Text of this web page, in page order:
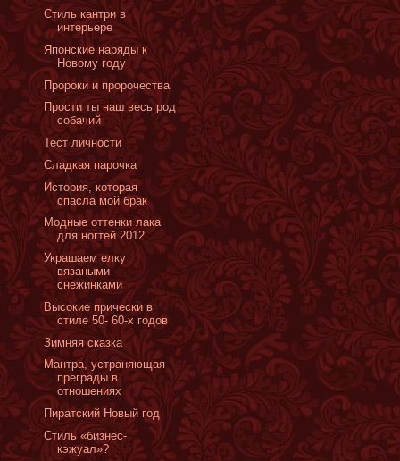
Стиль кантри в
интерьере
Японские наряды к
Новому году
Пророки и пророчества
Прости ты наш весь род
собачий
Тест личности
Сладкая парочка
История, которая
спасла мой брак
Модные оттенки лака
для ногтей 2012
Украшаем елку
вязаными
снежинками
Высокие прически в
стиле 50- 60-х годов
Зимняя сказка
Мантра, устраняющая
преграды в
отношениях
Пиратский Новый год
Стиль «бизнес-
кэжуал»?